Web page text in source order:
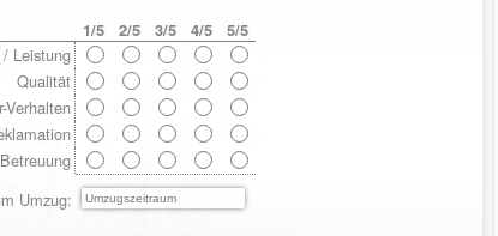
1/5 2/5 3/5 4/5 5/5
Umzug:
/ Leistung
Qualität
Verhalten